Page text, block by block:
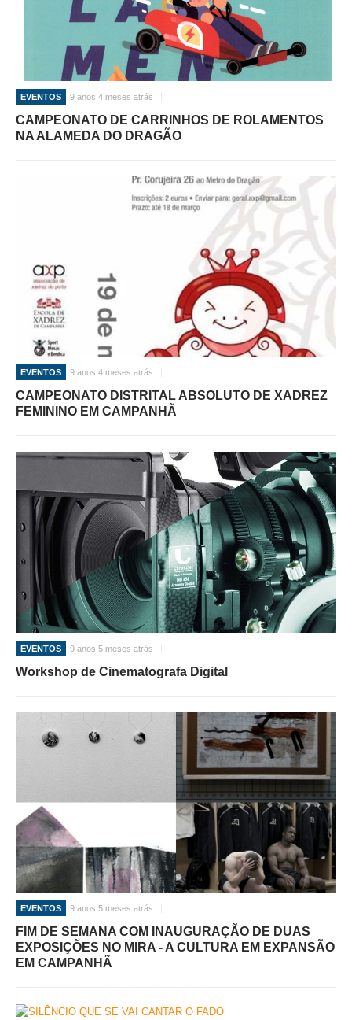
EVENTOS 9 anos 4 meses atrás
CAMPEONATO DE CARRINHOS DE ROLAMENTOS
NA ALAMEDA DO DRAGÃO
EVENTOS 9 anos 4 meses atrás
CAMPEONATO DISTRITAL ABSOLUTO DE XADREZ
FEMININO EM CAMPANHÃ
EVENTOS 9 anos 5 meses atrás
Workshop de Cinematografa Digital
EVENTOS 9 anos 5 meses atrás
FIM DE SEMANA COM INAUGURAÇÃO DE DUAS
EXPOSIÇÕES NO MIRA - A CULTURA EM EXPANSÃO
EM CAMPANHÃ